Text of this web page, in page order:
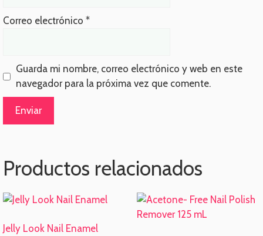
Correo electrónico *
Guarda mi nombre, correo electrónico y web en este
navegador para la próxima vez que comente.
Productos relacionados
Jelly Look Nail Enamel